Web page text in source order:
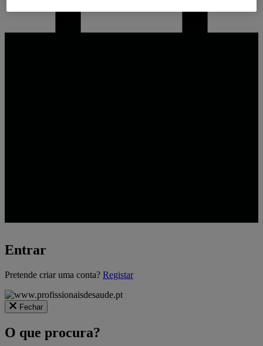
Entrar
A
Pretende criar uma conta? Registar
Fechar
O que procura?